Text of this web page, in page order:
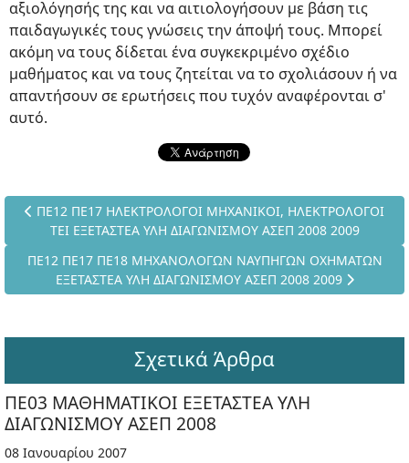
αξιολόγησής της και να αιτιολογήσουν με βάση τις
παιδαγωγικές τους γνώσεις την άποψή τους. Μπορεί
ακόμη να τους δίδεται ένα συγκεκριμένο σχέδιο
μαθήματος και να τους ζητείται να το σχολιάσουν ή να
απαντήσουν σε ερωτήσεις που τυχόν αναφέρονται σ'
αυτό.
Προηγούμενο άρθρο: ΠΕ12 ΠΕ17 ΗΛΕΚΤΡΟΛΟΓΟΙ
ΠΕ12 ΠΕ17 ΗΛΕΚΤΡΟΛΟΓΟΙ ΜΗΧΑΝΙΚΟΙ, ΗΛΕΚΤΡΟΛΟΓΟΙ
ΤΕΙ ΕΞΕΤΑΣΤΕΑ ΥΛΗ ΔΙΑΓΩΝΙΣΜΟΥ ΑΣΕΠ 2008 2009
Επόμενο άρθρο: ΠΕ12 ΠΕ17 ΠΕ18 ΜΗΧΑΝΟΛΟΓΩΝ
ΠΕ12 ΠΕ17 ΠΕ18 ΜΗΧΑΝΟΛΟΓΩΝ ΝΑΥΠΗΓΩΝ ΟΧΗΜΑΤΩΝ
ΕΞΕΤΑΣΤΕΑ ΥΛΗ ΔΙΑΓΩΝΙΣΜΟΥ ΑΣΕΠ 2008 2009
Σχετικά Άρθρα
ΠΕ03 ΜΑΘΗΜΑΤΙΚΟΙ ΕΞΕΤΑΣΤΕΑ ΥΛΗ
ΔΙΑΓΩΝΙΣΜΟΥ ΑΣΕΠ 2008
08 Ιανουαρίου 2007